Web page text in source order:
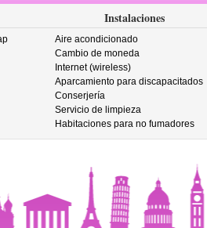
Instalaciones
Aire acondicionado
Cambio de moneda
Internet (wireless)
Aparcamiento para discapacitados
Conserjería
Servicio de limpieza
Habitaciones para no fumadores